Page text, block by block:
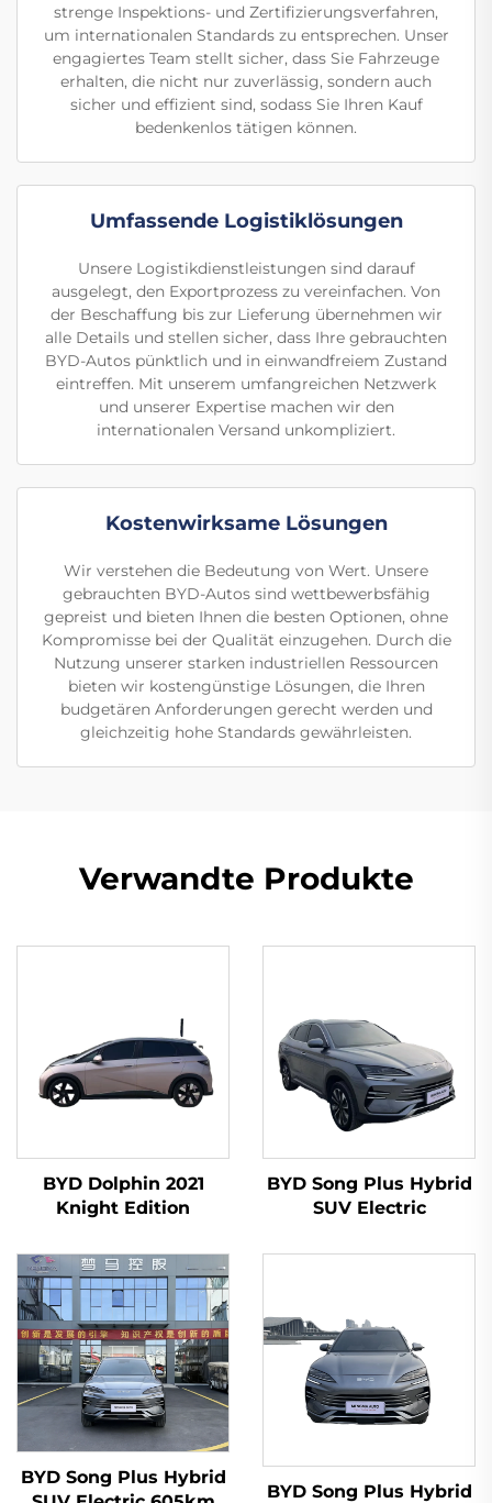
strenge Inspektions- und Zertifizierungsverfahren,
um internationalen Standards zu entsprechen. Unser
engagiertes Team stellt sicher, dass Sie Fahrzeuge
erhalten, die nicht nur zuverlässig, sondern auch
sicher und effizient sind, sodass Sie Ihren Kauf
bedenkenlos tätigen können.
Umfassende Logistiklösungen
Unsere Logistikdienstleistungen sind darauf
ausgelegt, den Exportprozess zu vereinfachen. Von
der Beschaffung bis zur Lieferung übernehmen wir
alle Details und stellen sicher, dass Ihre gebrauchten
BYD-Autos pünktlich und in einwandfreiem Zustand
eintreffen. Mit unserem umfangreichen Netzwerk
und unserer Expertise machen wir den
internationalen Versand unkompliziert.
Kostenwirksame Lösungen
Wir verstehen die Bedeutung von Wert. Unsere
gebrauchten BYD-Autos sind wettbewerbsfähig
gepreist und bieten Ihnen die besten Optionen, ohne
Kompromisse bei der Qualität einzugehen. Durch die
Nutzung unserer starken industriellen Ressourcen
bieten wir kostengünstige Lösungen, die Ihren
budgetären Anforderungen gerecht werden und
gleichzeitig hohe Standards gewährleisten.
Verwandte Produkte
BYD Dolphin 2021
Knight Edition
BYD Song Plus Hybrid
SUV Electric
BYD Song Plus Hybrid
BYD Song Plus Hybrid